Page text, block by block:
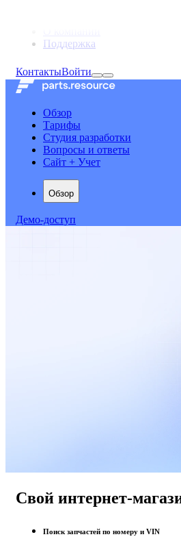
Поддержка
КонтактыВойти
Обзор
Тарифы
Студия разработки
Вопросы и ответы
Сайт + Учет
Обзор
Демо-доступ
Свой интернет-
Поиск запчастей по номеру и VIN